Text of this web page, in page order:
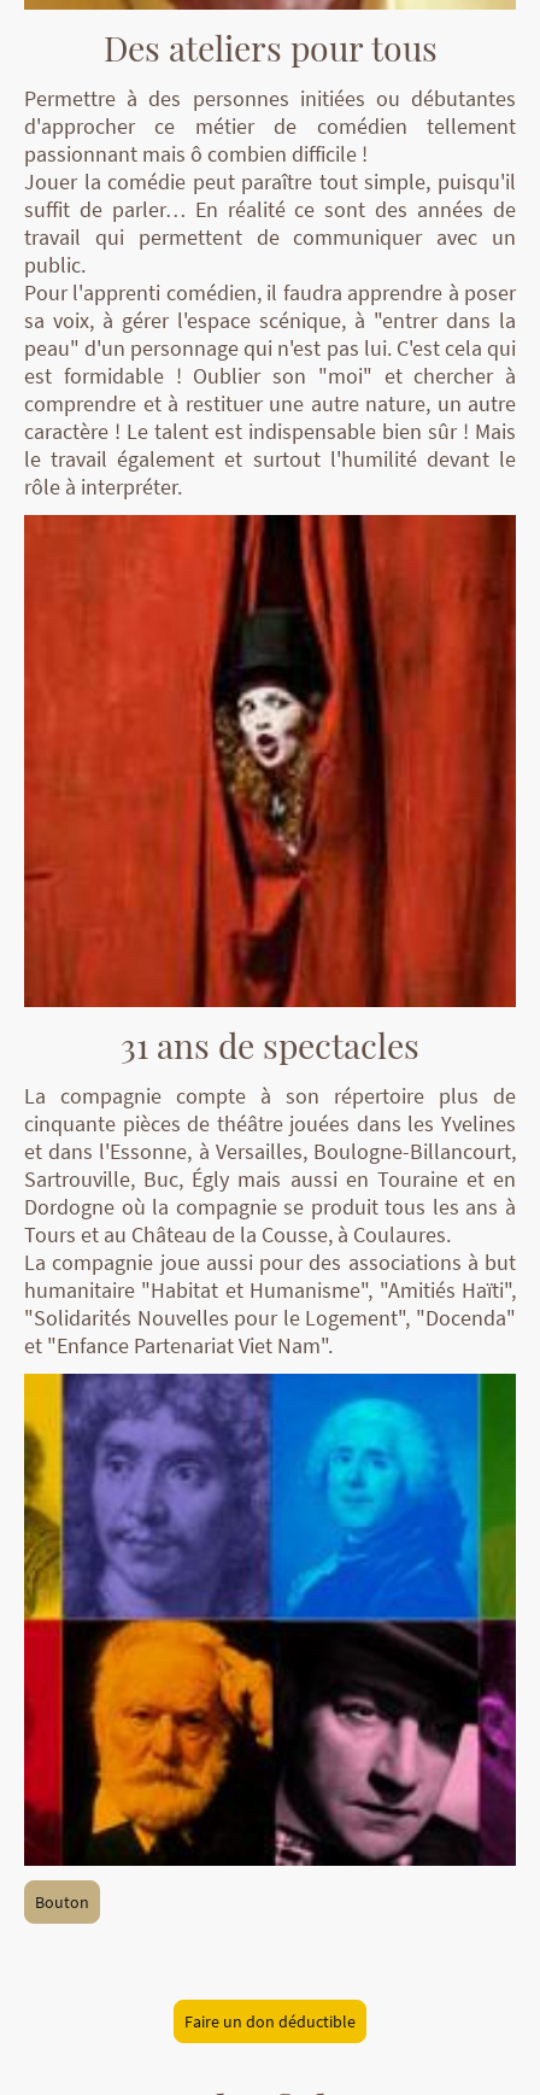
Des ateliers pour tous
Permettre à des personnes initiées ou débutantes
d'approcher ce métier de comédien tellement
passionnant mais ô combien difficile !
Jouer la comédie peut paraître tout simple, puisqu'il
suffit de parler… En réalité ce sont des années de
travail qui permettent de communiquer avec un
public.
Pour l'apprenti comédien, il faudra apprendre à poser
sa voix, à gérer l'espace scénique, à "entrer dans la
peau" d'un personnage qui n'est pas lui. C'est cela qui
est formidable ! Oublier son "moi" et chercher à
comprendre et à restituer une autre nature, un autre
caractère ! Le talent est indispensable bien sûr ! Mais
le travail également et surtout l'humilité devant le
rôle à interpréter.
31 ans de spectacles
La compagnie compte à son répertoire plus de
cinquante pièces de théâtre jouées dans les Yvelines
et dans l'Essonne, à Versailles, Boulogne-Billancourt,
Sartrouville, Buc, Égly mais aussi en Touraine et en
Dordogne où la compagnie se produit tous les ans à
Tours et au Château de la Cousse, à Coulaures.
La compagnie joue aussi pour des associations à but
humanitaire "Habitat et Humanisme", "Amitiés Haïti",
"Solidarités Nouvelles pour le Logement", "Docenda"
et "Enfance Partenariat Viet Nam".
Bouton
Faire un don déductible